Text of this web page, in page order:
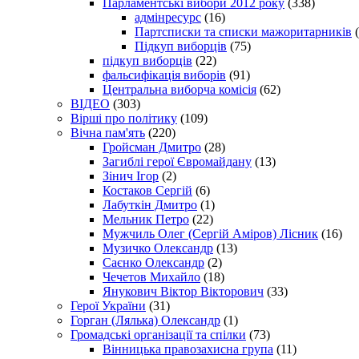
адмінресурс (16)
Партсписки та списки мажоритарників
Підкуп виборців (75)
підкуп виборців (22)
фальсифікація виборів (91)
Центральна виборча комісія (62)
ВІДЕО (303)
Вірші про політику (109)
Вічна пам'ять (220)
Гройсман Дмитро (28)
Загиблі герої Євромайдану (13)
Зінич Ігор (2)
Костаков Сергій (6)
Лабуткін Дмитро (1)
Мельник Петро (22)
Мужчиль Олег (Сергій Аміров) Лісник (16)
Музичко Олександр (13)
Саєнко Олександр (2)
Чечетов Михайло (18)
Янукович Віктор Вікторович (33)
Герої України (31)
Горган (Лялька) Олександр (1)
Громадські організації та спілки (73)
Вінницька правозахисна група (11)